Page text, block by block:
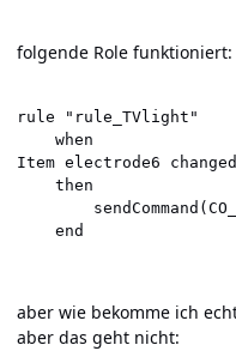
folgende Role funktioniert:
rule "rule_TVlight"
when
Item electrode6 changed
then
aber wie bekomme ich
aber das geht nicht: